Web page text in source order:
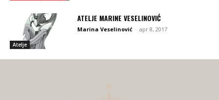
Atelje
ATELJE MARINE VESELINOVIĆ
Marina Veselinović - apr 8, 2017